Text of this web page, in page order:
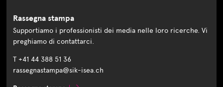
Rassegna stampa
Supportiamo i professionisti dei media nelle loro ricerche. Vi
preghiamo di contattarci.
T +41 44 388 51 36
rassegnastampa@sik-isea.ch